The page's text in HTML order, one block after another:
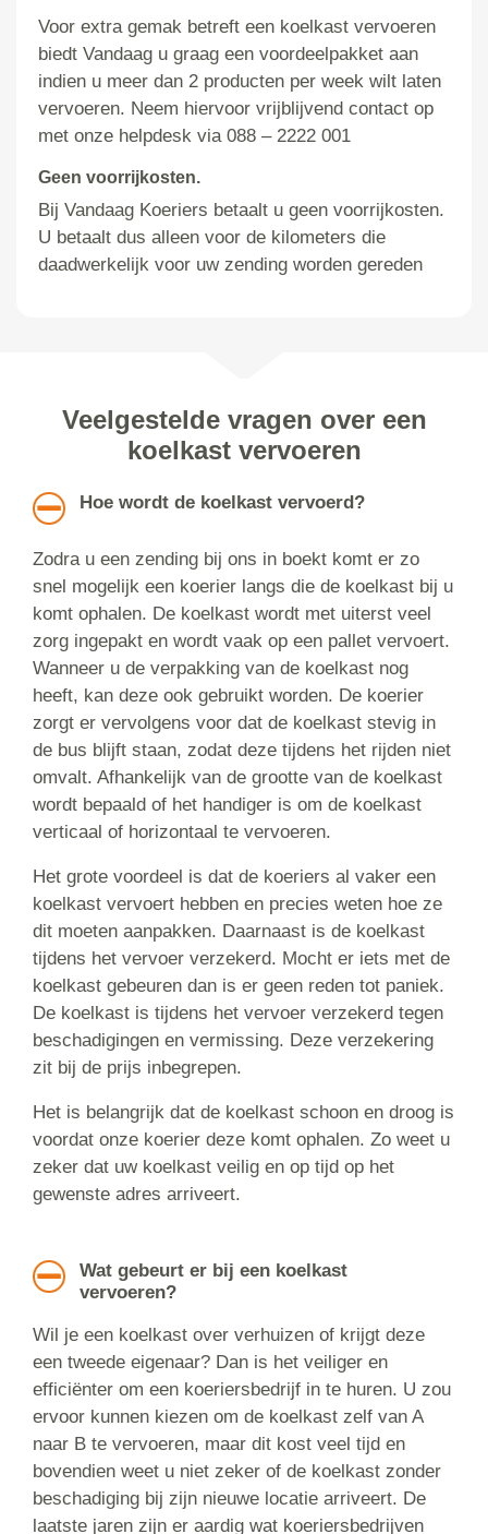
Voor extra gemak betreft een koelkast vervoeren
biedt Vandaag u graag een voordeelpakket aan
indien u meer dan 2 producten per week wilt laten
vervoeren. Neem hiervoor vrijblijvend contact op
met onze helpdesk via 088 – 2222 001
Geen voorrijkosten.
Bij Vandaag Koeriers betaalt u geen voorrijkosten.
U betaalt dus alleen voor de kilometers die
daadwerkelijk voor uw zending worden gereden
Veelgestelde vragen over een
koelkast vervoeren
Hoe wordt de koelkast vervoerd?
Zodra u een zending bij ons in boekt komt er zo
snel mogelijk een koerier langs die de koelkast bij u
komt ophalen. De koelkast wordt met uiterst veel
zorg ingepakt en wordt vaak op een pallet vervoert.
Wanneer u de verpakking van de koelkast nog
heeft, kan deze ook gebruikt worden. De koerier
zorgt er vervolgens voor dat de koelkast stevig in
de bus blijft staan, zodat deze tijdens het rijden niet
omvalt. Afhankelijk van de grootte van de koelkast
wordt bepaald of het handiger is om de koelkast
verticaal of horizontaal te vervoeren.
Het grote voordeel is dat de koeriers al vaker een
koelkast vervoert hebben en precies weten hoe ze
dit moeten aanpakken. Daarnaast is de koelkast
tijdens het vervoer verzekerd. Mocht er iets met de
koelkast gebeuren dan is er geen reden tot paniek.
De koelkast is tijdens het vervoer verzekerd tegen
beschadigingen en vermissing. Deze verzekering
zit bij de prijs inbegrepen.
Het is belangrijk dat de koelkast schoon en droog is
voordat onze koerier deze komt ophalen. Zo weet u
zeker dat uw koelkast veilig en op tijd op het
gewenste adres arriveert.
Wat gebeurt er bij een koelkast
vervoeren?
Wil je een koelkast over verhuizen of krijgt deze
een tweede eigenaar? Dan is het veiliger en
efficiënter om een koeriersbedrijf in te huren. U zou
ervoor kunnen kiezen om de koelkast zelf van A
naar B te vervoeren, maar dit kost veel tijd en
bovendien weet u niet zeker of de koelkast zonder
beschadiging bij zijn nieuwe locatie arriveert. De
laatste jaren zijn er aardig wat koeriersbedrijven